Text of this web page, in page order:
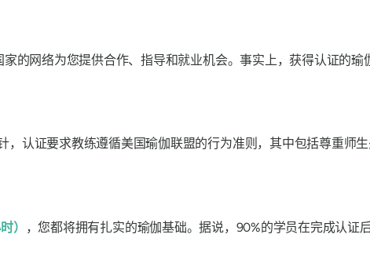
的网络为您提供合作、指导和就业机会。事实上，获得认证的瑜
认证要求教练遵循美国瑜伽联盟的行为准则，其中包括尊重师
）
，您都将拥有扎实的瑜伽基础。据说，90%的学员在完成认证